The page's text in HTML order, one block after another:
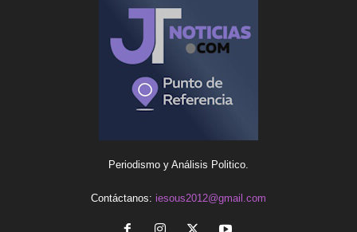
Periodismo y Análisis Politico.
Contáctanos: iesous2012@gmail.com